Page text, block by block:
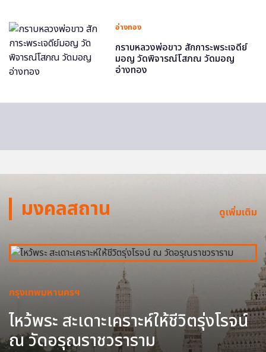
อ่างทอง
กราบหลวงพ่อขาว สักการะพระเจดีย์
มอญ วัดพิจารณ์โสภณ วัดมอญ
อ่างทอง
มงคลสถาน ดูเพิ่มเติม
กรุงเทพมหานครฯ
ไหว้พระ สะเดาะเคราะห์ให้ชีวิตรุ่งโรจน์
ณ วัดอรุณราชวราราม